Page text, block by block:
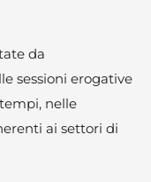
da
sessioni erogative
nelle
ai settori di